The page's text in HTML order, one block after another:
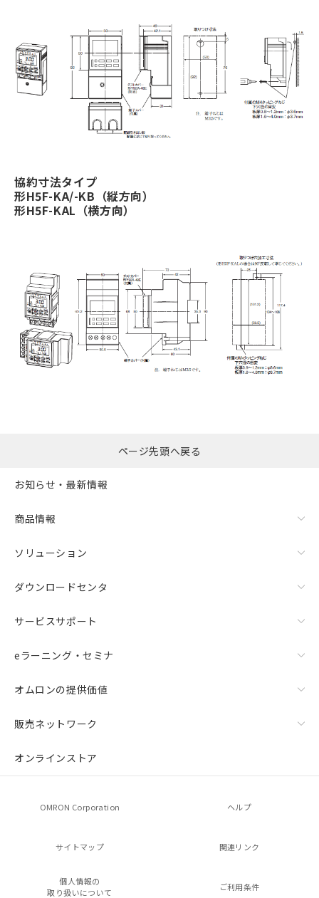
協約寸法タイプ
形H5F-KA/-KB（縦方向）
形H5F-KAL（横方向）
ページ先頭へ戻る
お知らせ・最新情報
商品情報
ソリューション
ダウンロードセンタ
サービスサポート
eラーニング・セミナ
オムロンの提供価値
販売ネットワーク
オンラインストア
OMRON Corporation ヘルプ
サイトマップ 関連リンク
個人情報の
取り扱いについて
ご利用条件